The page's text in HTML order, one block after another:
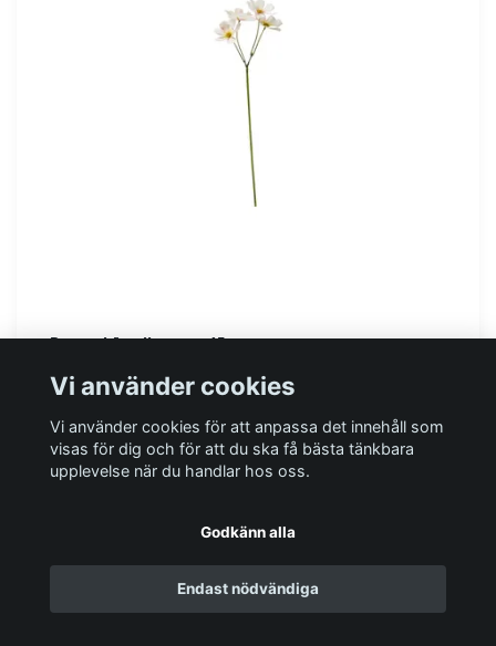
Rosenskära, ljusrosa, 45 cm
49 kr
I lager
Vi använder cookies
Vi använder cookies för att anpassa det innehåll som
visas för dig och för att du ska få bästa tänkbara
upplevelse när du handlar hos oss.
Godkänn alla
Endast nödvändiga